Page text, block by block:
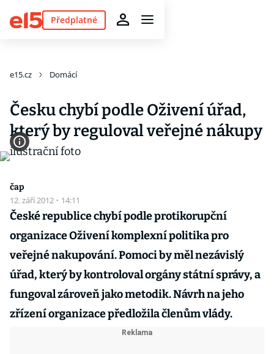
Předplatné
e15.cz Domácí
Česku chybí podle Oživení úřad,
který by reguloval veřejné nákupy
čap
12. září 2012 · 14:11
České republice chybí podle protikorupční
organizace Oživení komplexní politika pro
veřejné nakupování. Pomoci by měl nezávislý
úřad, který by kontroloval orgány státní správy, a
fungoval zároveň jako metodik. Návrh na jeho
zřízení organizace předložila členům vlády.